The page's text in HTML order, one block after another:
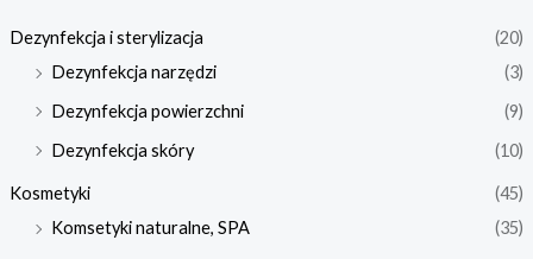
Dezynfekcja i sterylizacja
(20)
Dezynfekcja narzędzi
(3)
Dezynfekcja powierzchni
(9)
Dezynfekcja skóry
(10)
Kosmetyki
(45)
Komsetyki naturalne, SPA
(35)